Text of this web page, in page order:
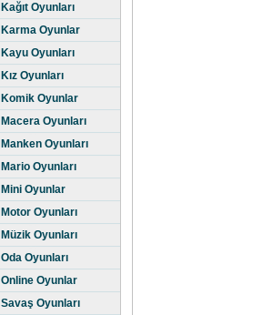
Kağıt Oyunları
Karma Oyunlar
Kayu Oyunları
Kız Oyunları
Komik Oyunlar
Macera Oyunları
Manken Oyunları
Mario Oyunları
Mini Oyunlar
Motor Oyunları
Müzik Oyunları
Oda Oyunları
Online Oyunlar
Savaş Oyunları